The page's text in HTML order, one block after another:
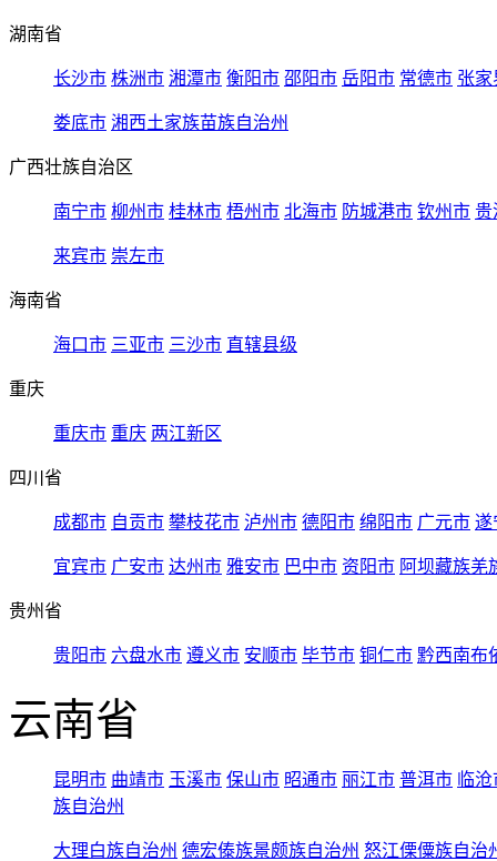
湖南省
长沙市 株洲市 湘潭市 衡阳市 邵阳市 岳阳市 常德市 张家
娄底市 湘西土家族苗族自治州
广西壮族自治区
南宁市 柳州市 桂林市 梧州市 北海市 防城港市 钦州市 贵
来宾市 崇左市
海南省
海口市 三亚市 三沙市 直辖县级
重庆
重庆市 重庆 两江新区
四川省
成都市 自贡市 攀枝花市 泸州市 德阳市 绵阳市 广元市 遂
宜宾市 广安市 达州市 雅安市 巴中市 资阳市 阿坝藏族羌
贵州省
贵阳市 六盘水市 遵义市 安顺市 毕节市 铜仁市 黔西南布
云南省
昆明市 曲靖市 玉溪市 保山市 昭通市 丽江市 普洱市 临
族自治州
大理白族自治州 德宏傣族景颇族自治州 怒江傈僳族自治